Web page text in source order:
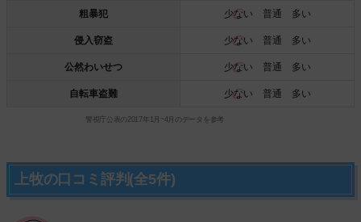
粗暴犯 少ない 普通 多い
侵入窃盗 少ない 普通 多い
公然わいせつ 少ない 普通 多い
自転車盗難 少ない 普通 多い
警視庁公表の2017年1月~4月のデータを参考
上牧の口コミ評判(全5件)